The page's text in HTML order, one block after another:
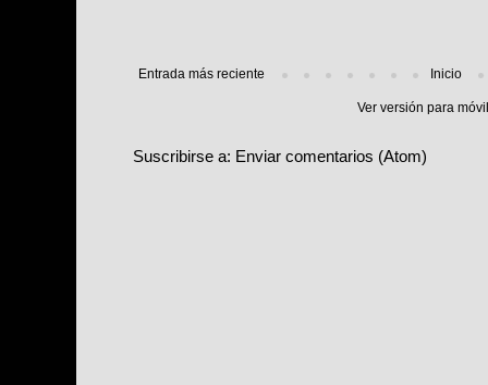
Entrada más reciente Inicio
Ver versión para
Suscribirse a: Enviar comentarios (Atom)